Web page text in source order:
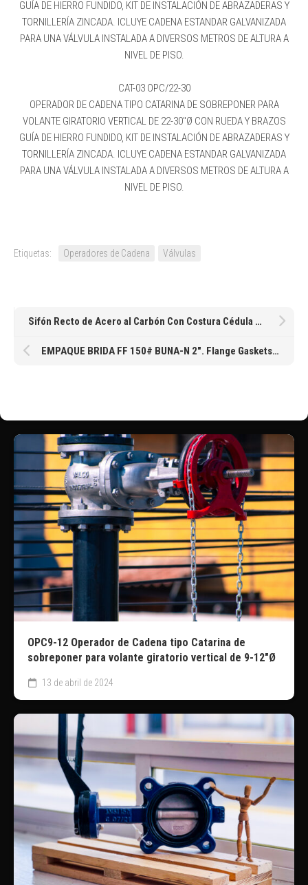
GUÍA DE HIERRO FUNDIDO, KIT DE INSTALACIÓN DE ABRAZADERAS Y
TORNILLERÍA ZINCADA. ICLUYE CADENA ESTANDAR GALVANIZADA
PARA UNA VÁLVULA INSTALADA A DIVERSOS METROS DE ALTURA A
NIVEL DE PISO.
CAT-03 OPC/22-30
OPERADOR DE CADENA TIPO CATARINA DE SOBREPONER PARA
VOLANTE GIRATORIO VERTICAL DE 22-30″Ø CON RUEDA Y BRAZOS
GUÍA DE HIERRO FUNDIDO, KIT DE INSTALACIÓN DE ABRAZADERAS Y
TORNILLERÍA ZINCADA. ICLUYE CADENA ESTANDAR GALVANIZADA
PARA UNA VÁLVULA INSTALADA A DIVERSOS METROS DE ALTURA A
NIVEL DE PISO.
Etiquetas: Operadores de Cadena Válvulas
Sifón Recto de Acero al Carbón Con Costura Cédula 40 de 13MM 1/2″
EMPAQUE BRIDA FF 150# BUNA-N 2″. Flange Gaskets – Full-Faced Buna-N, 1/8″ Full-Face
OPC9-12 Operador de Cadena tipo Catarina de
sobreponer para volante giratorio vertical de 9-12″Ø
13 de abril de 2024